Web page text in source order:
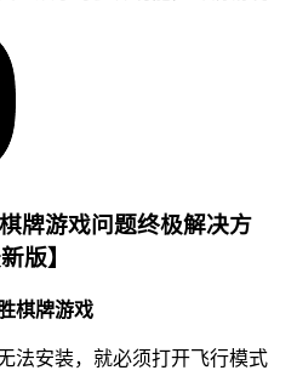
牌游戏问题终极解决方
版】
棋牌游戏
法安装，就必须打开飞行模式